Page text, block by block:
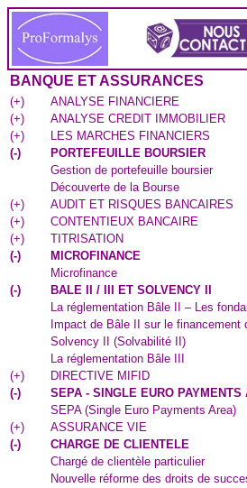
BANQUE ET ASSURANCES
(+)
ANALYSE FINANCIERE
(+)
ANALYSE CREDIT IMMOBILIER
(+)
LES MARCHES FINANCIERS
(-)
PORTEFEUILLE BOURSIER
Gestion de portefeuille boursier
Découverte de la Bourse
(+)
AUDIT ET RISQUES BANCAIRES
(+)
CONTENTIEUX BANCAIRE
(+)
TITRISATION
(-)
MICROFINANCE
Microfinance
(-)
BALE II / III ET SOLVENCY II
La réglementation Bâle II – Les
Impact de Bâle II sur le financement
Solvency II (Solvabilité II)
La réglementation Bâle III
(+)
DIRECTIVE MIFID
(-)
SEPA - SINGLE EURO PAYMENTS
SEPA (Single Euro Payments Area)
(+)
ASSURANCE VIE
(-)
CHARGE DE CLIENTELE
Chargé de clientèle particulier
Nouvelle réforme des droits de